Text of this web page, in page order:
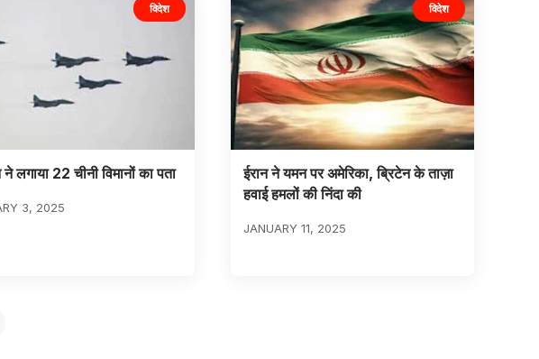
विदेश
ने लगाया 22 चीनी विमानों का पता
3, 2025
विदेश
ईरान ने यमन पर अमेरिका, ब्रिटेन के ताज़ा
हवाई हमलों की निंदा की
JANUARY 11, 2025